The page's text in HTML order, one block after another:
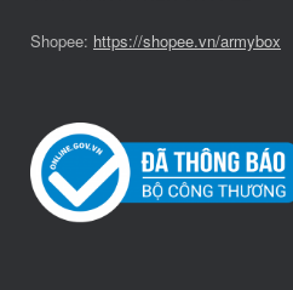
Shopee: https://shopee.vn/armybox